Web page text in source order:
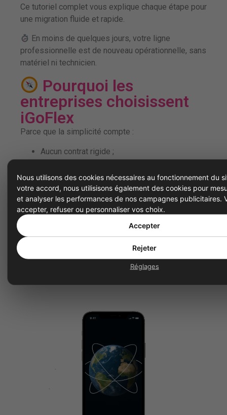
Ce tutoriel complet vous explique chaque étape pour
une migration fluide et rapide.
En moins de quelques jours, votre ligne
professionnelle est de nouveau opérationnelle, sans
matériel ni technicien.
Pourquoi les
entreprises choisissent
iGoFlex
Parce que la simplicité compte :
Aucun contrat rigide ;
Une interface claire et intuitive ;
Un service client basé en France ;
Et une flexibilité totale pour travailler
iGoFlex transforme votre smartphone en
véritable standard téléphonique professionnel.
Nous utilisons des cookies nécessaires au fonctionnement du
votre accord, nous utilisisons également des cookies pour
et analyser les performances de nos campagnes publicitaires.
accepter, refuser ou personnaliser vos choix.
Accepter
Rejeter
Réglages